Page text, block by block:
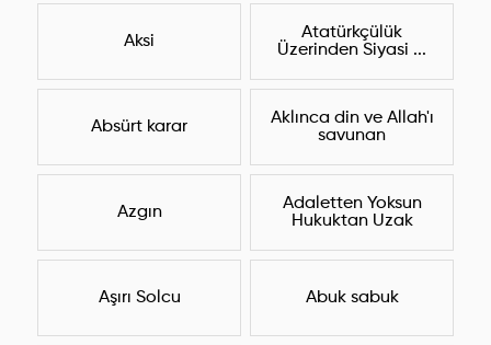
Aksi
Atatürkçülük
Üzerinden Siyasi ...
Absürt karar
Aklınca din ve Allah'ı
savunan
Azgın
Adaletten Yoksun
Hukuktan Uzak
Aşırı Solcu Abuk sabuk